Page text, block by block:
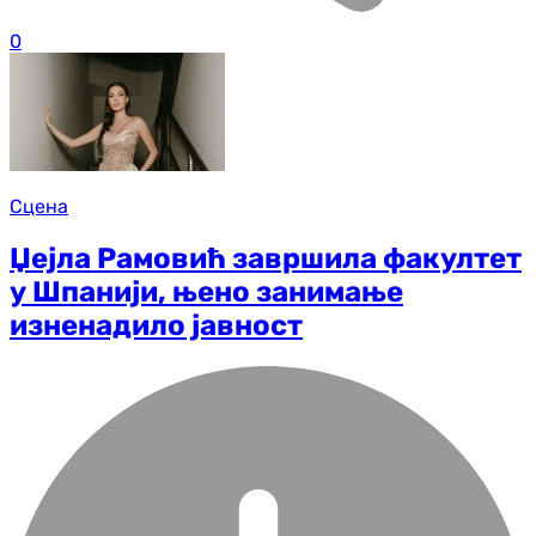
0
Сцена
Џејла Рамовић завршила факултет
у Шпанији, њено занимање
изненадило јавност